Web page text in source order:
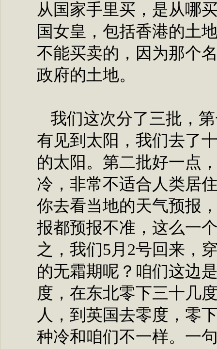
从国家手里买，是从哪
国女皇，包括香港的土
不能买卖的，因为那个
政府的土地。
我们这次分了三批，
有见到太阳，我们去了
的太阳。第二批好一点
冷，非常不适合人类居
你去看当地的天气预报
报都预报不准，这么一
之，我们5月2号回来，
的无霜期呢？咱们这边
度，在东北零下三十几
人，到英国去零度，零
种冷和咱们不一样。一